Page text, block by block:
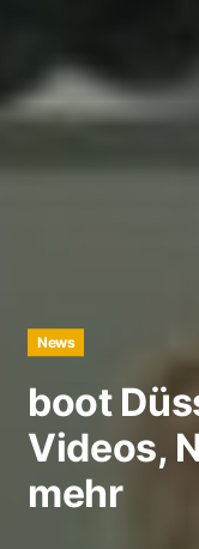
News
boot
Videos,
mehr